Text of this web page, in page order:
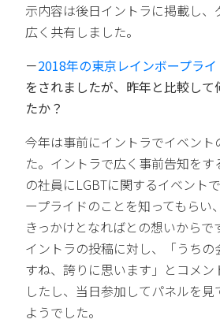
示内容は後日イントラに掲載し、
広く共有しました。
－2018年の東京レインボープラ
をされましたが、昨年と比較して
たか？
今年は事前にイントラでイベント
た。イントラで広く事前告知をす
の社員にLGBTに関するイベント
ープライドのことを知ってもらい
きっかけとなればとの想いからで
イントラの投稿に対し、「うちの
すね、誇りに思います」とコメン
したし、当日参加してパネルを
ようでした。